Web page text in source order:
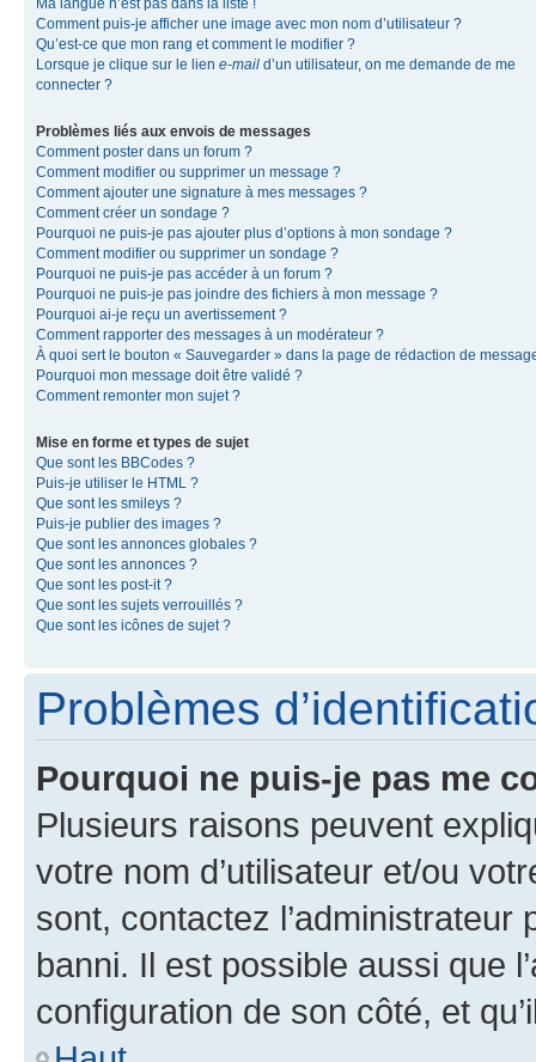
Comment puis-je afficher une image avec mon nom d’utilisateur ?
Qu’est-ce que mon rang et comment le modifier ?
Lorsque je clique sur le lien e-mail d’un utilisateur, on me demande de me
connecter ?
Problèmes liés aux envois de messages
Comment poster dans un forum ?
Comment modifier ou supprimer un message ?
Comment ajouter une signature à mes messages ?
Comment créer un sondage ?
Pourquoi ne puis-je pas ajouter plus d’options à mon sondage ?
Comment modifier ou supprimer un sondage ?
Pourquoi ne puis-je pas accéder à un forum ?
Pourquoi ne puis-je pas joindre des fichiers à mon message ?
Pourquoi ai-je reçu un avertissement ?
Comment rapporter des messages à un modérateur ?
À quoi sert le bouton « Sauvegarder » dans la page de rédaction de
Pourquoi mon message doit être validé ?
Comment remonter mon sujet ?
Mise en forme et types de sujet
Que sont les BBCodes ?
Puis-je utiliser le HTML ?
Que sont les smileys ?
Puis-je publier des images ?
Que sont les annonces globales ?
Que sont les annonces ?
Que sont les post-it ?
Que sont les sujets verrouillés ?
Que sont les icônes de sujet ?
Problèmes
Pourquoi ne puis-je pas me
Plusieurs raisons peuvent
votre nom d’utilisateur et/ou
sont, contactez l’administrateur
banni. Il est possible aussi que
configuration de son côté, et